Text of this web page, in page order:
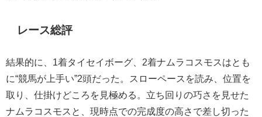
レース総評
結果的に、1着タイセイボーグ、2着ナムラコスモスはとも
に“競馬が上手い”2頭だった。スローペースを読み、位置を
取り、仕掛けどころを見極める。立ち回りの巧さを見せた
ナムラコスモスと、現時点での完成度の高さで差し切った